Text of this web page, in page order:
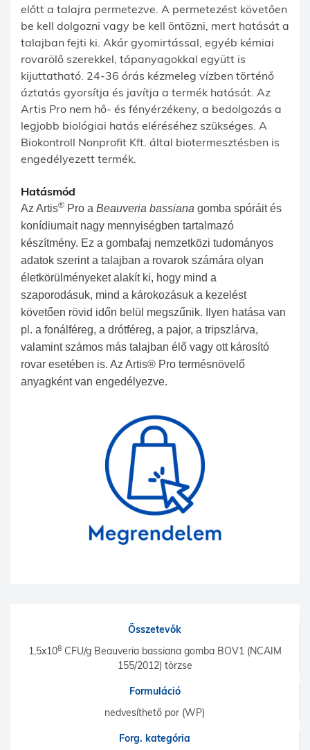
előtt a talajra permetezve. A permetezést követően
be kell dolgozni vagy be kell öntözni, mert hatását a
talajban fejti ki. Akár gyomirtással, egyéb kémiai
rovarölő szerekkel, tápanyagokkal együtt is
kijuttatható. 24-36 órás kézmeleg vízben történő
áztatás gyorsítja és javítja a termék hatását. Az
Artis Pro nem hő- és fényérzékeny, a bedolgozás a
legjobb biológiai hatás eléréséhez szükséges. A
Biokontroll Nonprofit Kft. által biotermesztésben is
engedélyezett termék.
Hatásmód
Az Artis® Pro a Beauveria bassiana gomba spóráit és
konídiumait nagy mennyiségben tartalmazó
készítmény. Ez a gombafaj nemzetközi tudományos
adatok szerint a talajban a rovarok számára olyan
életkörülményeket alakít ki, hogy mind a
szaporodásuk, mind a károkozásuk a kezelést
követően rövid időn belül megszűnik. Ilyen hatása van
pl. a fonálféreg, a drótféreg, a pajor, a tripszlárva,
valamint számos más talajban élő vagy ott károsító
rovar esetében is. Az Artis® Pro termésnövelő
anyagként van engedélyezve.
Összetevők
1,5x108CFU/g Beauveria bassiana gomba BOV1 (NCAIM
155/2012) törzse
Formuláció
nedvesíthető por (WP)
Forg. kategória